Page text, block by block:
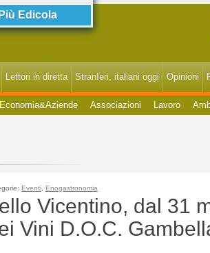
Edicola
Lettori in diretta StranIeri, italiani oggi Opinioni
Economia&Aziende Associazioni Lavoro
Eventi Enogastronomia
Vicentino, dal 31
Vini D.O.C.